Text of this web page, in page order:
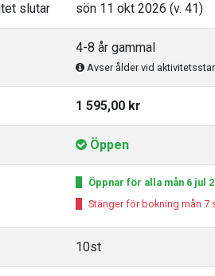
slutar sön 11 okt 2026 (v. 41)
4-8 år gammal
Avser ålder vid
1 595,00 kr
Öppen
Öppnar för alla mån 6 jul
Stänger för bokning mån 7
10st